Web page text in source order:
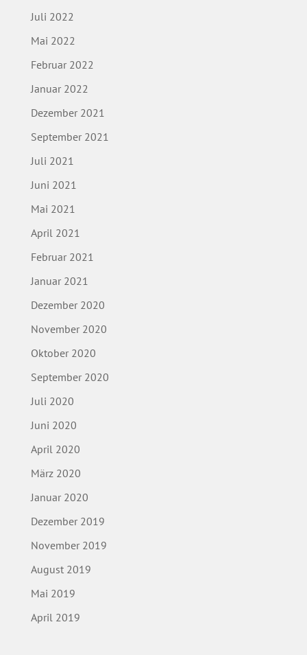
Juli 2022
Mai 2022
Februar 2022
Januar 2022
Dezember 2021
September 2021
Juli 2021
Juni 2021
Mai 2021
April 2021
Februar 2021
Januar 2021
Dezember 2020
November 2020
Oktober 2020
September 2020
Juli 2020
Juni 2020
April 2020
März 2020
Januar 2020
Dezember 2019
November 2019
August 2019
Mai 2019
April 2019